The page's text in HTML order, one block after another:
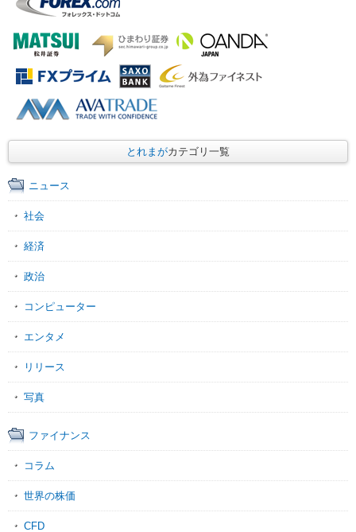
とれまがカテゴリ一覧
ニュース
社会
経済
政治
コンピューター
エンタメ
リリース
写真
ファイナンス
コラム
世界の株価
CFD